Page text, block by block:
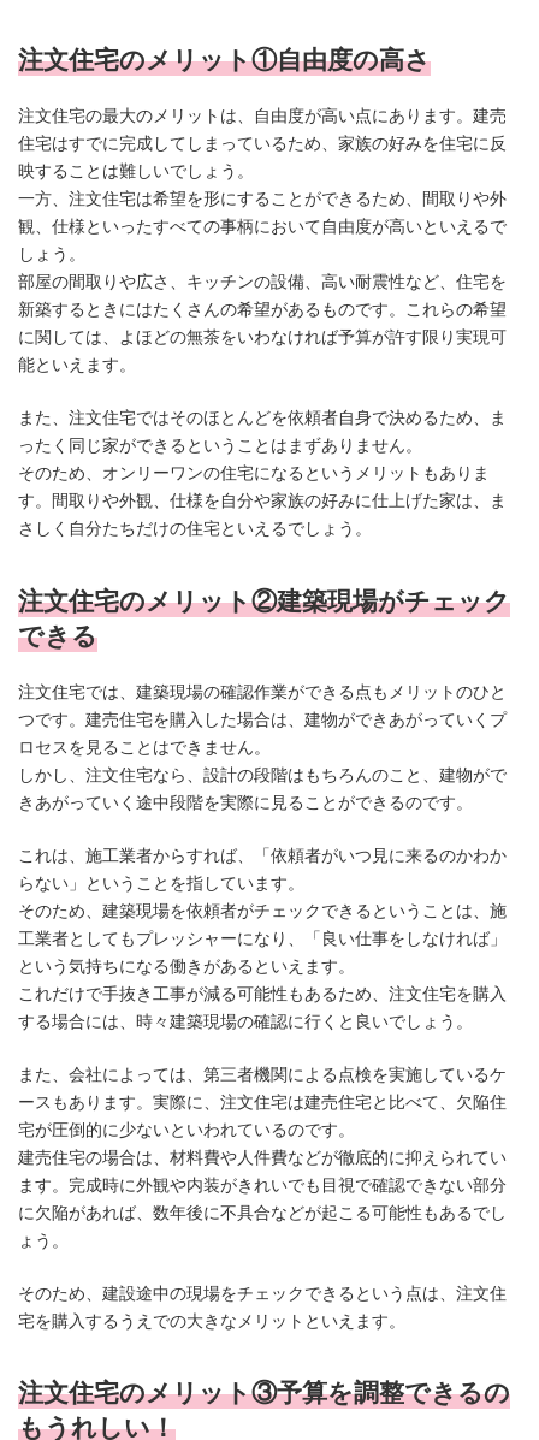
注文住宅のメリット①自由度の高さ
注文住宅の最大のメリットは、自由度が高い点にあります。建売
住宅はすでに完成してしまっているため、家族の好みを住宅に反
映することは難しいでしょう。
一方、注文住宅は希望を形にすることができるため、間取りや外
観、仕様といったすべての事柄において自由度が高いといえるで
しょう。
部屋の間取りや広さ、キッチンの設備、高い耐震性など、住宅を
新築するときにはたくさんの希望があるものです。これらの希望
に関しては、よほどの無茶をいわなければ予算が許す限り実現可
能といえます。
また、注文住宅ではそのほとんどを依頼者自身で決めるため、ま
ったく同じ家ができるということはまずありません。
そのため、オンリーワンの住宅になるというメリットもありま
す。間取りや外観、仕様を自分や家族の好みに仕上げた家は、ま
さしく自分たちだけの住宅といえるでしょう。
注文住宅のメリット②建築現場がチェック
できる
注文住宅では、建築現場の確認作業ができる点もメリットのひと
つです。建売住宅を購入した場合は、建物ができあがっていくプ
ロセスを見ることはできません。
しかし、注文住宅なら、設計の段階はもちろんのこと、建物がで
きあがっていく途中段階を実際に見ることができるのです。
これは、施工業者からすれば、「依頼者がいつ見に来るのかわか
らない」ということを指しています。
そのため、建築現場を依頼者がチェックできるということは、施
工業者としてもプレッシャーになり、「良い仕事をしなければ」
という気持ちになる働きがあるといえます。
これだけで手抜き工事が減る可能性もあるため、注文住宅を購入
する場合には、時々建築現場の確認に行くと良いでしょう。
また、会社によっては、第三者機関による点検を実施しているケ
ースもあります。実際に、注文住宅は建売住宅と比べて、欠陥住
宅が圧倒的に少ないといわれているのです。
建売住宅の場合は、材料費や人件費などが徹底的に抑えられてい
ます。完成時に外観や内装がきれいでも目視で確認できない部分
に欠陥があれば、数年後に不具合などが起こる可能性もあるでし
ょう。
そのため、建設途中の現場をチェックできるという点は、注文住
宅を購入するうえでの大きなメリットといえます。
注文住宅のメリット③予算を調整できるの
もうれしい！